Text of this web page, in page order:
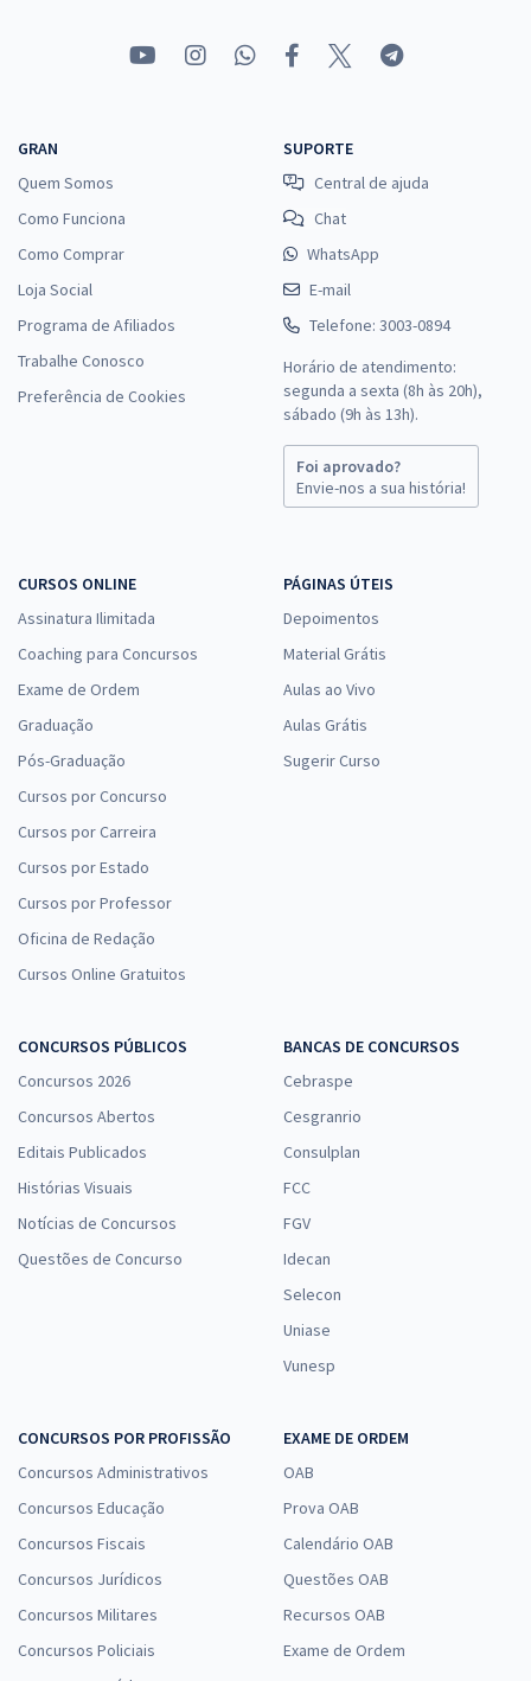
GRAN
Quem Somos
Como Funciona
Como Comprar
Loja Social
Programa de Afiliados
Trabalhe Conosco
Preferência de Cookies
SUPORTE
Central de ajuda
Chat
WhatsApp
E-mail
Telefone: 3003-0894
Horário de atendimento:
segunda a sexta (8h às 20h),
sábado (9h às 13h).
Foi aprovado?
Envie-nos a sua história!
CURSOS ONLINE
Assinatura Ilimitada
Coaching para Concursos
Exame de Ordem
Graduação
Pós-Graduação
Cursos por Concurso
Cursos por Carreira
Cursos por Estado
Cursos por Professor
Oficina de Redação
Cursos Online Gratuitos
PÁGINAS ÚTEIS
Depoimentos
Material Grátis
Aulas ao Vivo
Aulas Grátis
Sugerir Curso
CONCURSOS PÚBLICOS
Concursos 2026
Concursos Abertos
Editais Publicados
Histórias Visuais
Notícias de Concursos
Questões de Concurso
BANCAS DE CONCURSOS
Cebraspe
Cesgranrio
Consulplan
FCC
FGV
Idecan
Selecon
Uniase
Vunesp
CONCURSOS POR PROFISSÃO
Concursos Administrativos
Concursos Educação
Concursos Fiscais
Concursos Jurídicos
Concursos Militares
Concursos Policiais
EXAME DE ORDEM
OAB
Prova OAB
Calendário OAB
Questões OAB
Recursos OAB
Exame de Ordem